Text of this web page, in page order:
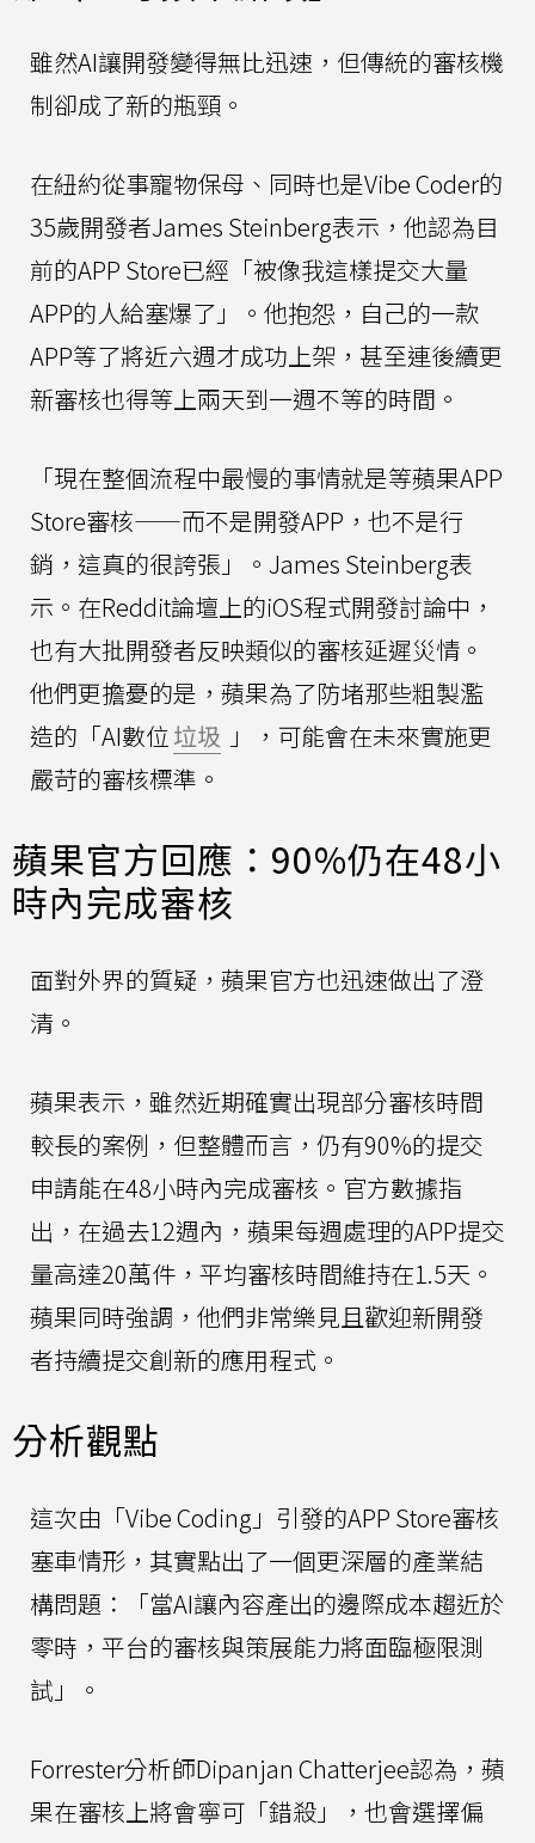
雖然AI讓開發變得無比迅速，但傳統的審核機
制卻成了新的瓶頸。
在紐約從事寵物保母、同時也是Vibe Coder的
35歲開發者James Steinberg表示，他認為目
前的APP Store已經「被像我這樣提交大量
APP的人給塞爆了」。他抱怨，自己的一款
APP等了將近六週才成功上架，甚至連後續更
新審核也得等上兩天到一週不等的時間。
「現在整個流程中最慢的事情就是等蘋果APP
Store審核——而不是開發APP，也不是行
銷，這真的很誇張」。James Steinberg表
示。在Reddit論壇上的iOS程式開發討論中，
也有大批開發者反映類似的審核延遲災情。
他們更擔憂的是，蘋果為了防堵那些粗製濫
造的「AI數位 垃圾 」，可能會在未來實施更
嚴苛的審核標準。
蘋果官方回應：90%仍在48小
時內完成審核
面對外界的質疑，蘋果官方也迅速做出了澄
清。
蘋果表示，雖然近期確實出現部分審核時間
較長的案例，但整體而言，仍有90%的提交
申請能在48小時內完成審核。官方數據指
出，在過去12週內，蘋果每週處理的APP提交
量高達20萬件，平均審核時間維持在1.5天。
蘋果同時強調，他們非常樂見且歡迎新開發
者持續提交創新的應用程式。
分析觀點
這次由「Vibe Coding」引發的APP Store審核
塞車情形，其實點出了一個更深層的產業結
構問題：「當AI讓內容產出的邊際成本趨近於
零時，平台的審核與策展能力將面臨極限測
試」。
Forrester分析師Dipanjan Chatterjee認為，蘋
果在審核上將會寧可「錯殺」，也會選擇偏